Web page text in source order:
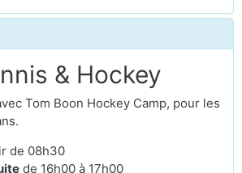
& Hockey
Tom Boon Hockey Camp, pour les
de 08h30
de 16h00 à 17h00